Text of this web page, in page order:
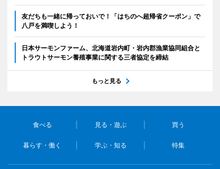
友だちも一緒に帰っておいで！「はちのへ超帰省クーポン」で
八戸を満喫しよう！
日本サーモンファーム、北海道岩内町・岩内郡漁業協同組合と
トラウトサーモン養殖事業に関する三者協定を締結
もっと見る
食べる 見る・遊ぶ 買う
暮らす・働く 学ぶ・知る 特集